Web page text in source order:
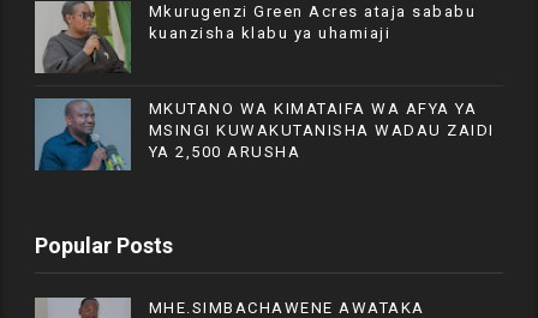
Mkurugenzi Green Acres ataja sababu
kuanzisha klabu ya uhamiaji
MKUTANO WA KIMATAIFA WA AFYA YA
MSINGI KUWAKUTANISHA WADAU ZAIDI
YA 2,500 ARUSHA
Popular Posts
MHE.SIMBACHAWENE AWATAKA